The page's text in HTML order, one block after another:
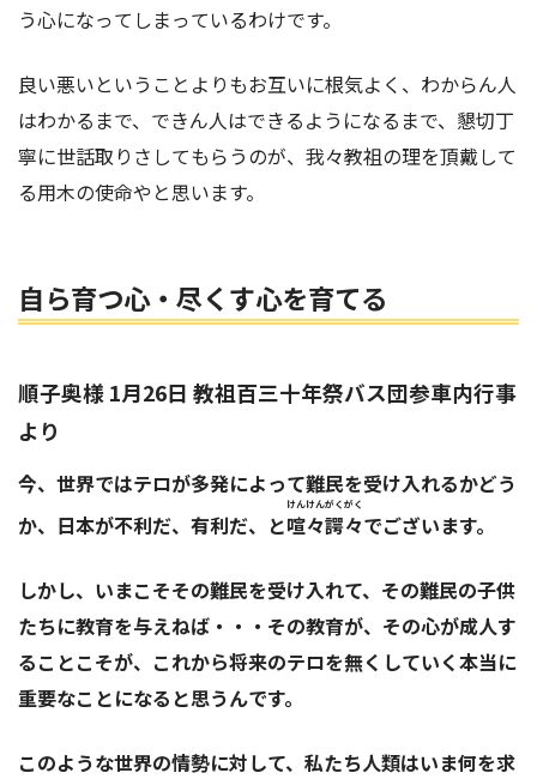
う心になってしまっているわけです。
良い悪いということよりもお互いに根気よく、わからん人
はわかるまで、できん人はできるようになるまで、懇切丁
寧に世話取りさしてもらうのが、我々教祖の理を頂戴して
る用木の使命やと思います。
自ら育つ心・尽くす心を育てる
順子奥様 1月26日 教祖百三十年祭バス団参車内行事
より
今、世界ではテロが多発によって難民を受け入れるかどう
か、日本が不利だ、有利だ、と喧々諤々
けんけんがくがく
でございます。
しかし、いまこそその難民を受け入れて、その難民の子供
たちに教育を与えねば・・・その教育が、その心が成人す
ることこそが、これから将来のテロを無くしていく本当に
重要なことになると思うんです。
このような世界の情勢に対して、私たち人類はいま何を求